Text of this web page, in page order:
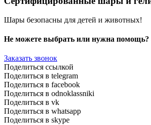
Шары безопасны для детей и животных!
Не можете выбрать или нужна помощь?
Заказать звонок
Поделиться ссылкой
Поделиться в telegram
Поделиться в facebook
Поделиться в odnoklassniki
Поделиться в vk
Поделиться в whatsapp
Поделиться в skype